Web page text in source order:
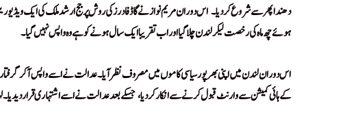
دھندا پھر سے شروع کر دیا۔! اس دوران مریم نواز نے گاڈفادرز کی روش پر جج ارشد ملک کی ایک ویڈیو
ہوئے چھ ماہ کی رخصت لیکر لندن چلا گیا اور اب تقریبا ایک سال ہونے کو ہے وہ واپس نہیں گیا۔!
اس دوران لندن میں اپنی بھرپور سیاسی کاموں میں مصروف نظر آیا۔ عدالت نے اسے واپس آ کر
کے ہائی کمیشن سے وارنٹ قبول کرنے سے انکار کر دیا،! جسکے بعد عدالت نے اسے اشتہاری قرار